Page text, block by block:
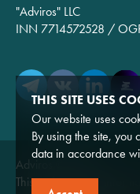
"Adviros" LLC
INN 7714572528 /
Adviros © 2026
This website is for
THIS SITE USES
Our website uses
By using the site, you
data in accordance